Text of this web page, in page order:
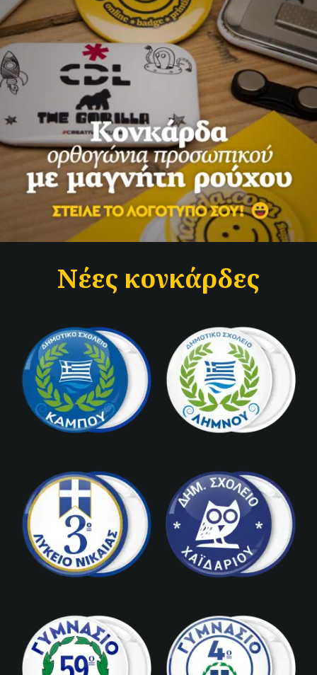
Νέες κονκάρδες